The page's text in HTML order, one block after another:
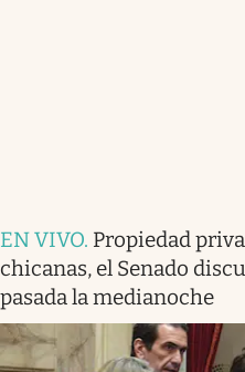
EN VIVO. Propiedad
chicanas, el Senado
pasada la medianoche